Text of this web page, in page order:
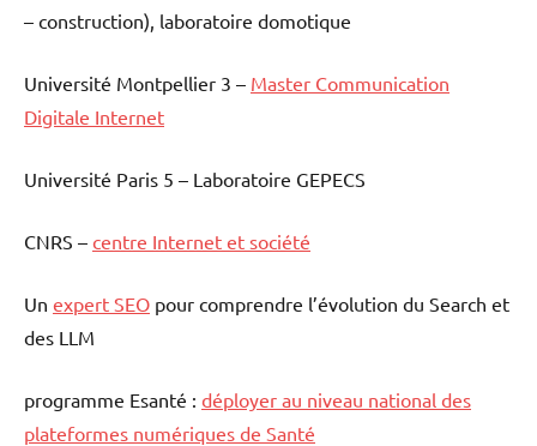
– construction), laboratoire domotique
Université Montpellier 3 – Master Communication
Digitale Internet
Université Paris 5 – Laboratoire GEPECS
CNRS – centre Internet et société
Un expert SEO pour comprendre l’évolution du Search et
des LLM
programme Esanté : déployer au niveau national des
plateformes numériques de Santé